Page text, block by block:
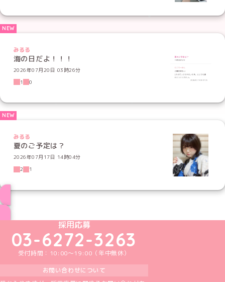
みるる
海の日だよ！！！
2026年07月20日 03時26分
1
0
みるる
夏のご予定は？
2026年07月17日 14時04分
2
1
めいどりーみんTikTok公式アカウント
めいどりーみんX公式アカウント
めいどりーみんInstagram公式アカウント
めいどりーみんFacebook公式アカウン
めいどりーみんYouTube公式アカ
採用応募
03-6272-3263
受付時間：10:00～19:00（年中無休）
お問い合わせについて